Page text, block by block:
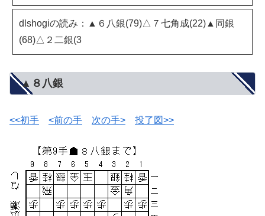
dlshogiの読み：▲６八銀(79)△７七角成(22)▲同銀
(68)△２二銀(3
▲８八銀
<<初手 <前の手 次の手> 投了図>>